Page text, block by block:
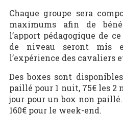
Chaque groupe sera
maximums afin de
l’apport pédagogique de
de niveau seront mis
l’expérience des cavaliers
Des boxes sont
paillé pour 1 nuit, 75€ les 2
jour pour un box non
160€ pour le week-end.